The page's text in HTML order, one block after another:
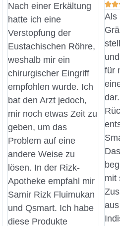
Nach einer Erkältung
hatte ich eine
Verstopfung der
Eustachischen Röhre,
weshalb mir ein
chirurgischer Eingriff
empfohlen wurde. Ich
bat den Arzt jedoch,
mir noch etwas Zeit zu
geben, um das
Problem auf eine
andere Weise zu
lösen. In der Rizk-
Apotheke empfahl mir
Samir Rizk Fluimukan
und Qsmart. Ich habe
diese Produkte

Als
für
mit